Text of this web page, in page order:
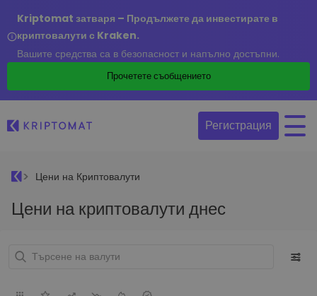
Kriptomat затваря – Продължете да инвестирате в
криптовалути с Kraken.
Вашите средства са в безопасност и напълно достъпни.
Прочетете съобщението
Регистрация
Цени на Криптовалути
Цени на криптовалути днес